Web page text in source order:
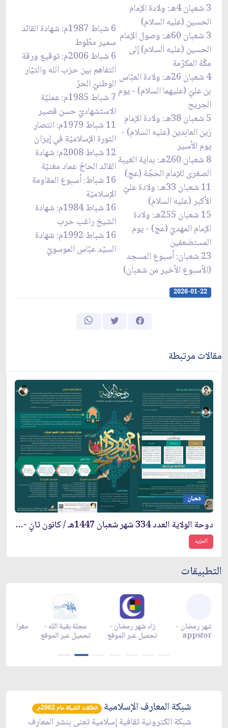
6 شباط 1987م: شهادة القائد
سمير مطّوط
6 شباط 2006م: توقيع ورقة
التفاهم بين حزب الله والتيّار
الوطنيّ الحرّ
7 شباط 1985م: عمليّة
الاستشهاديّ حسن قصير
11 شباط 1979م: انتصار
الثورة الإسلاميّة في إيران
12 شباط 2008م: شهادة
القائد الحاجّ عماد مغنيّة
16 شباط: أسبوع المقاومة
الإسلاميّة
16 شباط 1984م: شهادة
الشيخ راغب حرب
16 شباط 1992م: شهادة
السيّد عبّاس الموسويّ
3 شعبان 4هـ: ولادة الإمام
الحسين (عليه السلام)
3 شعبان 60هـ: وصول الإمام
الحسين (عليه السلام) إلى
مكّة المكرّمة
4 شعبان 26هـ: ولادة العبّاس
بن عليّ (عليهما السلام) - يوم
الجريح
5 شعبان 38هـ: ولادة الإمام
زين العابدين (عليه السلام) -
يوم الأسير
8 شعبان 260هـ: بداية الغيبة
الصغرى للإمام الحجّة (عج)
11 شعبان 33هـ: ولادة عليّ
الأكبر (عليه السلام)
15 شعبان 255هـ: ولادة
الإمام المهديّ (عج) - يوم
المستضعفين
23 شعبان: أسبوع المسجد
(الأسبوع الأخير من شعبان)
2026-01-22
مقالات مرتبطة
شعبان
دوحة الولاية العدد 334 شهر شعبان 1447هـ / كانون ثانٍ - شباط 2026م
المزيد
التطبيقات
زاد شهر رمضان -
تحميل عبر الموقع
زاد شهر رمضان -
appstore
زاد شهر رمضان -
appgallery
شبكة المعارف الإسلامية انطلقت الشبكة عام 2002م.
شبكة الكترونية ثقافية إسلامية تعنى بنشر المعارف